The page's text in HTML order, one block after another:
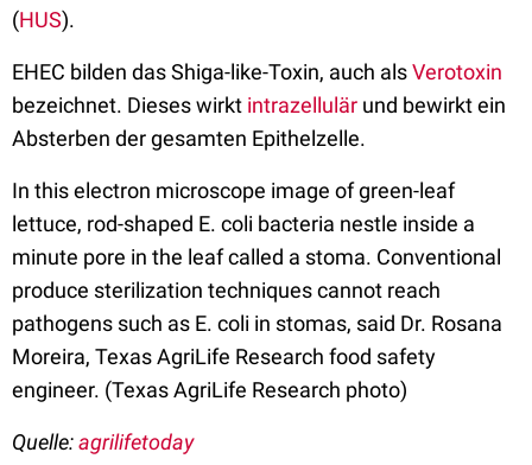
(HUS).
EHEC bilden das Shiga-like-Toxin, auch alsVerotoxin
bezeichnet. Dieses wirkt intrazellulär und bewirkt ein
Absterben der gesamten Epithelzelle.
In this electron microscope image of green-leaf
lettuce, rod-shaped E. coli bacteria nestle inside a
minute pore in the leaf called a stoma. Conventional
produce sterilization techniques cannot reach
pathogens such as E. coli in stomas, said Dr. Rosana
Moreira, Texas AgriLife Research food safety
engineer. (Texas AgriLife Research photo)
Quelle:agrilifetoday